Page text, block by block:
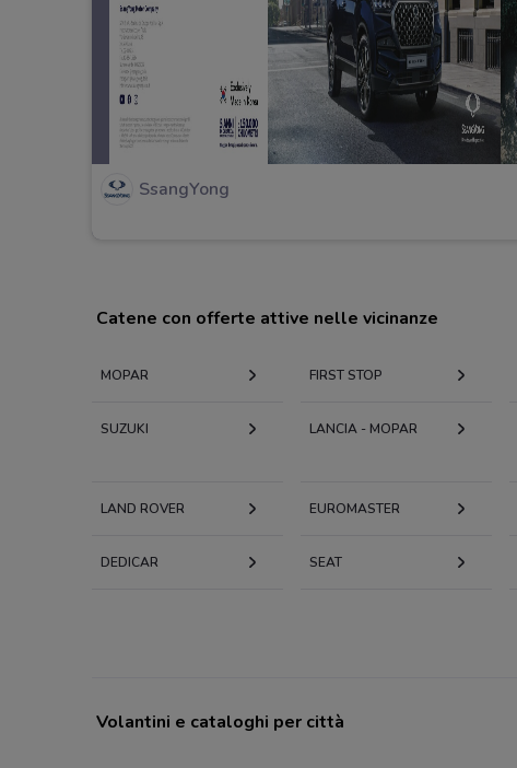
SsangYong
Catene con offerte attive nelle vicinanze
MOPAR FIRST STOP
SUZUKI LANCIA - MOPAR
LAND ROVER EUROMASTER
DEDICAR SEAT
Volantini e cataloghi per città